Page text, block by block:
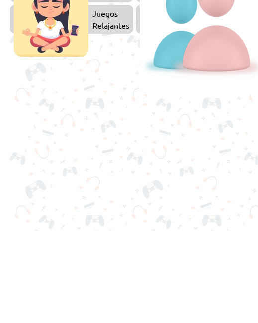
Juegos
Relajantes